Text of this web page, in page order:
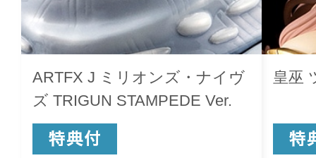
ARTFX J ミリオンズ・ナイヴ
ズ TRIGUN STAMPEDE Ver.
皇巫